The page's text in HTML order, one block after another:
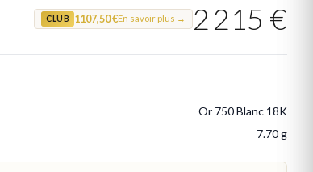
CLUB 1107,50 €En savoir plus → 2 215 €
Or 750 Blanc 18K
7.70 g